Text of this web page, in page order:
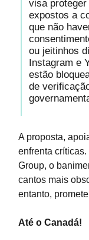
visa
expostos a
que não
ou jeitinhos
Instagram e
estão
de
A proposta,
enfrenta
Group, o
cantos mais
entanto,
Até o Canadá!